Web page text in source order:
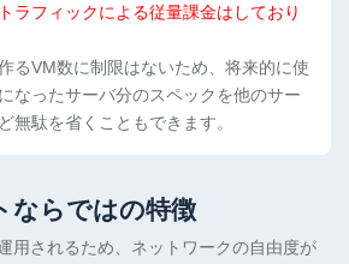
ラフィックによる従量課金はしており
るVM数に制限はないため、将来的に使
なったサーバ分のスペックを他のサー
無駄を省くこともできます。
ならではの特徴
用されるため、ネットワークの自由度が